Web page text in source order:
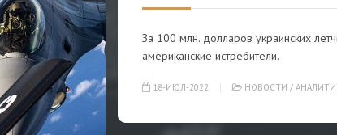
За 100 млн. долларов украинских
американские истребители.
18-ИЮЛ-2022 НОВОСТИ /